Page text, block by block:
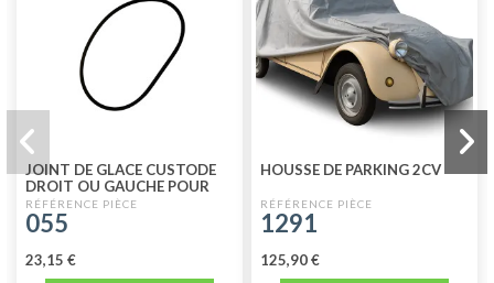
JOINT DE GLACE CUSTODE
DROIT OU GAUCHE POUR
2CV4 - 2CV6
055
23,15 €
HOUSSE DE PARKING 2CV
1291
125,90 €